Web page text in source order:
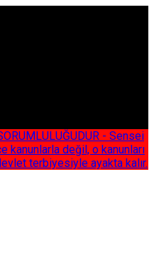
- Sensei
kanunlarla değil, o kanunları
terbiyesiyle ayakta kalır.